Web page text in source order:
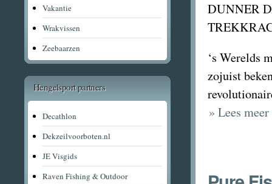
DUNNER
‘s Werelds
zojuist
» Lees
Vakantie
Wrakvissen
Zeebaarzen
Hengelsport partners
Decathlon
Dekzeilvoorboten.nl
JE Visgids
Raven Fishing & Outdoor